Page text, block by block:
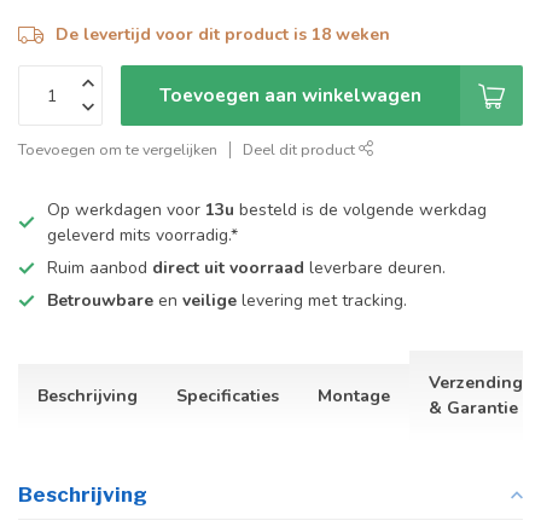
De levertijd voor dit product is 18 weken
Toevoegen aan winkelwagen
Toevoegen om te vergelijken Deel dit product
Op werkdagen voor 13u besteld is de volgende werkdag
geleverd mits voorradig.*
Ruim aanbod direct uit voorraad leverbare deuren.
Betrouwbare en veilige levering met tracking.
Beschrijving Specificaties Montage
Verzending
& Garantie
Beschrijving